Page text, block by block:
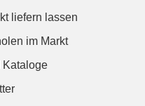
liefern lassen
im Markt
Kataloge